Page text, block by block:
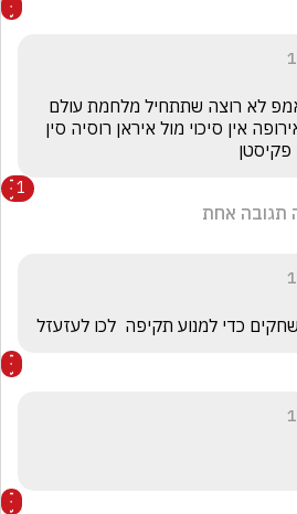
פקיסטן
1
תגובה אחת
כדי למנוע תקיפה  לכו לעזעזל